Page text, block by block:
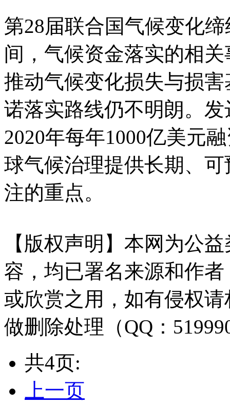
第28届联合国气候变化
间，气候资金落实的相
推动气候变化损失与损
诺落实路线仍不明朗。
2020年每年1000亿美元
球气候治理提供长期、
注的重点。
【版权声明】本网为公
容，均已署名来源和作
或欣赏之用，如有侵权
做删除处理（QQ：
共4页:
上一页